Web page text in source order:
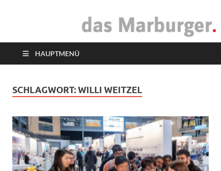
das Marburger.
HAUPTMENÜ
SCHLAGWORT:WILLI WEITZEL